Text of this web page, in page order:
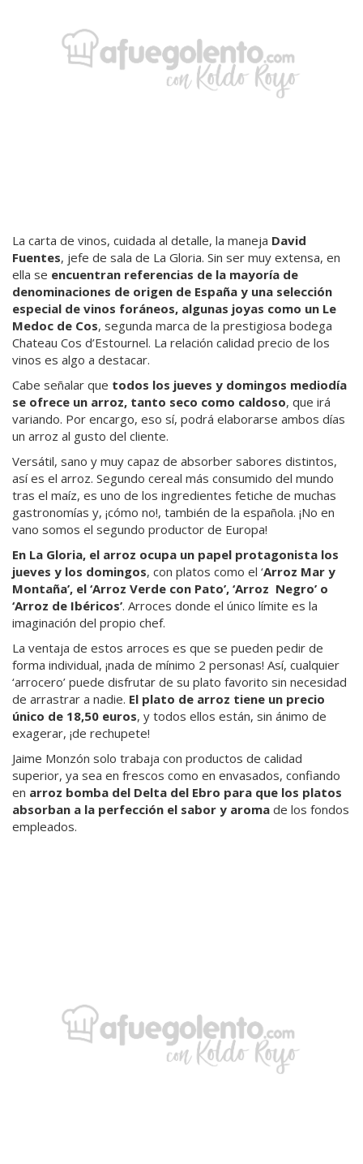
La carta de vinos, cuidada al detalle, la maneja David
Fuentes, jefe de sala de La Gloria. Sin ser muy extensa, en
ella se encuentran referencias de la mayoría de
denominaciones de origen de España y una selección
especial de vinos foráneos, algunas joyas como un Le
Medoc de Cos, segunda marca de la prestigiosa bodega
Chateau Cos d’Estournel. La relación calidad precio de los
vinos es algo a destacar.
Cabe señalar que todos los jueves y domingos mediodía
se ofrece un arroz, tanto seco como caldoso, que irá
variando. Por encargo, eso sí, podrá elaborarse ambos días
un arroz al gusto del cliente.
Versátil, sano y muy capaz de absorber sabores distintos,
así es el arroz. Segundo cereal más consumido del mundo
tras el maíz, es uno de los ingredientes fetiche de muchas
gastronomías y, ¡cómo no!, también de la española. ¡No en
vano somos el segundo productor de Europa!
En La Gloria, el arroz ocupa un papel protagonista los
jueves y los domingos, con platos como el ‘Arroz Mar y
Montaña’, el ‘Arroz Verde con Pato’, ‘Arroz Negro’ o
‘Arroz de Ibéricos’. Arroces donde el único límite es la
imaginación del propio chef.
La ventaja de estos arroces es que se pueden pedir de
forma individual, ¡nada de mínimo 2 personas! Así, cualquier
‘arrocero’ puede disfrutar de su plato favorito sin necesidad
de arrastrar a nadie. El plato de arroz tiene un precio
único de 18,50 euros, y todos ellos están, sin ánimo de
exagerar, ¡de rechupete!
Jaime Monzón solo trabaja con productos de calidad
superior, ya sea en frescos como en envasados, confiando
en arroz bomba del Delta del Ebro para que los platos
absorban a la perfección el sabor y aroma de los fondos
empleados.